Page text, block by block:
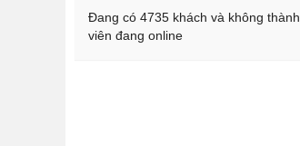
Đang có 4735 khách và không thành
viên đang online